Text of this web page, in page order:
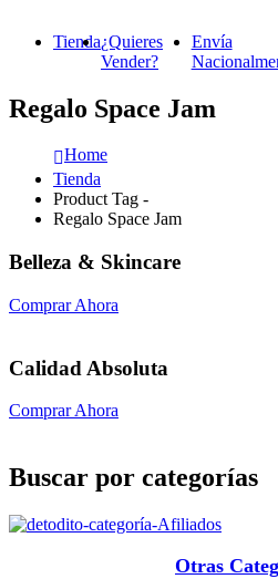
Tienda¿Quieres
Vender?
Envía
Regalo Space Jam
Home
Tienda
Product Tag -
Regalo Space Jam
Belleza & Skincare
Comprar Ahora
Calidad Absoluta
Comprar Ahora
Buscar por categorías
Otras